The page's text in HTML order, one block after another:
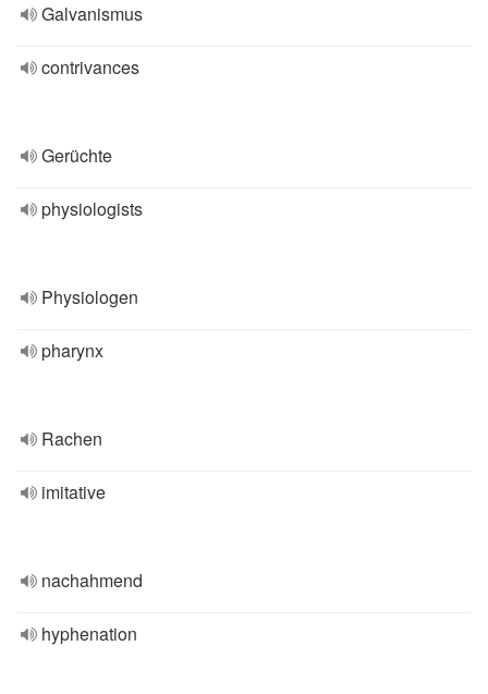
Galvanismus
contrivances
Gerüchte
physiologists
Physiologen
pharynx
Rachen
imitative
nachahmend
hyphenation